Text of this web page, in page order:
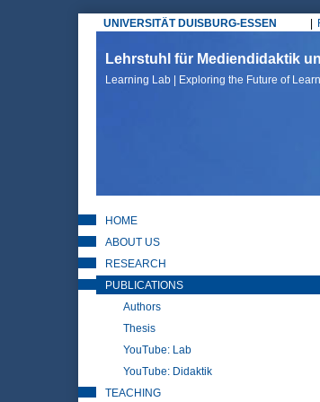
UNIVERSITÄT DUISBURG-ESSEN
Hauptmenü
Lehrstuhl für Mediendidaktik
Learning Lab | Exploring the Future of
HOME
ABOUT US
RESEARCH
PUBLICATIONS
Authors
Thesis
YouTube: Lab
YouTube: Didaktik
TEACHING